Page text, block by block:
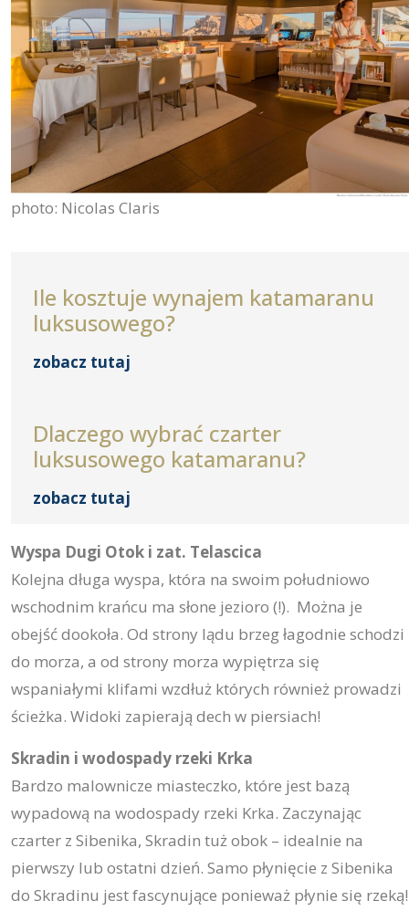
photo: Nicolas Claris
Ile kosztuje wynajem katamaranu
luksusowego?
zobacz tutaj
Dlaczego wybrać czarter
luksusowego katamaranu?
zobacz tutaj
Wyspa Dugi Otok i zat. Telascica
Kolejna długa wyspa, która na swoim południowo
wschodnim krańcu ma słone jezioro (!). Można je
obejść dookoła. Od strony lądu brzeg łagodnie schodzi
do morza, a od strony morza wypiętrza się
wspaniałymi klifami wzdłuż których również prowadzi
ścieżka. Widoki zapierają dech w piersiach!
Skradin i wodospady rzeki Krka
Bardzo malownicze miasteczko, które jest bazą
wypadową na wodospady rzeki Krka. Zaczynając
czarter z Sibenika, Skradin tuż obok – idealnie na
pierwszy lub ostatni dzień. Samo płynięcie z Sibenika
do Skradinu jest fascynujące ponieważ płynie się rzeką!